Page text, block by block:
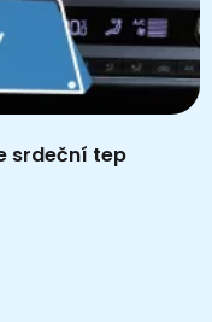
srdeční tep